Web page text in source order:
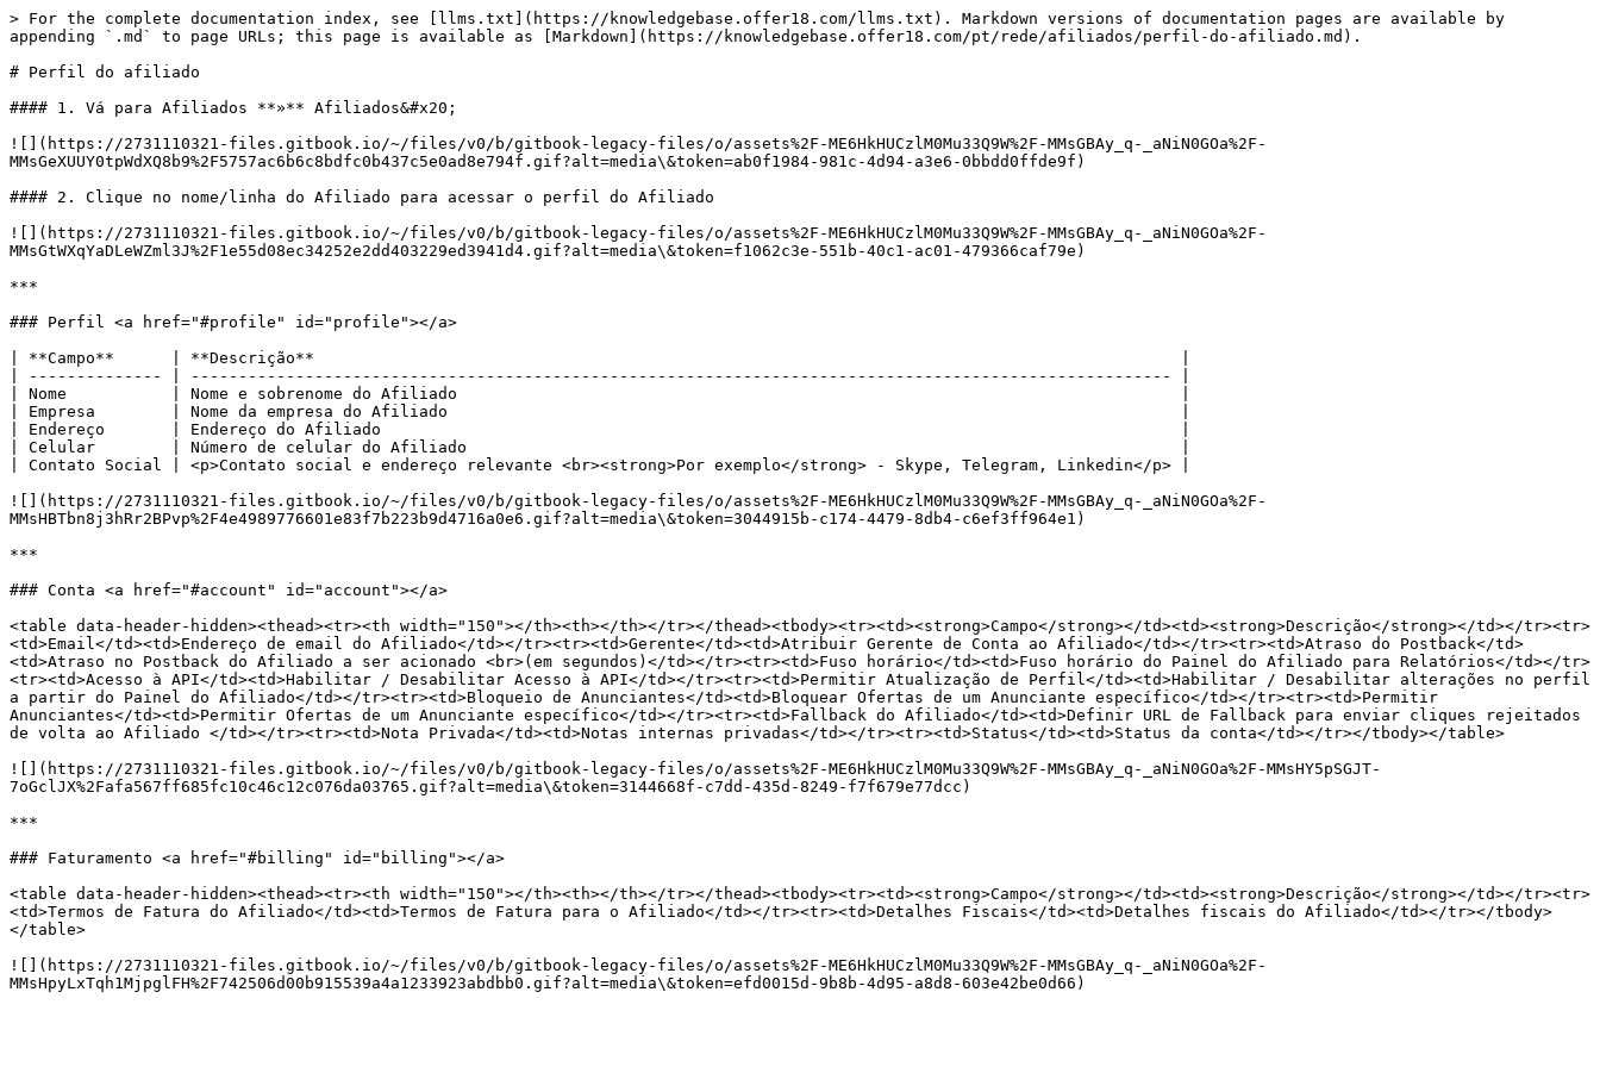
> For the complete documentation index, see [llms.txt](https://knowledgebase.offer18.com/llms.txt). Markdown versions of documentation pages are available by
appending `.md` to page URLs; this page is available as [Markdown](https://knowledgebase.offer18.com/pt/rede/afiliados/perfil-do-afiliado.md).
# Perfil do afiliado
#### 1. Vá para Afiliados **»** Afiliados&#x20;
![](https://2731110321-files.gitbook.io/~/files/v0/b/gitbook-legacy-files/o/assets%2F-ME6HkHUCzlM0Mu33Q9W%2F-MMsGBAy_q-_aNiN0GOa%2F-
MMsGeXUUY0tpWdXQ8b9%2F5757ac6b6c8bdfc0b437c5e0ad8e794f.gif?alt=media\&token=ab0f1984-981c-4d94-a3e6-0bbdd0ffde9f)
#### 2. Clique no nome/linha do Afiliado para acessar o perfil do Afiliado
![](https://2731110321-files.gitbook.io/~/files/v0/b/gitbook-legacy-files/o/assets%2F-ME6HkHUCzlM0Mu33Q9W%2F-MMsGBAy_q-_aNiN0GOa%2F-
MMsGtWXqYaDLeWZml3J%2F1e55d08ec34252e2dd403229ed3941d4.gif?alt=media\&token=f1062c3e-551b-40c1-ac01-479366caf79e)
***
### Perfil <a href="#profile" id="profile"></a>
| **Campo**      | **Descrição**                                                                                           |
| -------------- | ------------------------------------------------------------------------------------------------------- |
| Nome           | Nome e sobrenome do Afiliado                                                                            |
| Empresa        | Nome da empresa do Afiliado                                                                             |
| Endereço       | Endereço do Afiliado                                                                                    |
| Celular        | Número de celular do Afiliado                                                                           |
| Contato Social | <p>Contato social e endereço relevante <br><strong>Por exemplo</strong> - Skype, Telegram, Linkedin</p> |
![](https://2731110321-files.gitbook.io/~/files/v0/b/gitbook-legacy-files/o/assets%2F-ME6HkHUCzlM0Mu33Q9W%2F-MMsGBAy_q-_aNiN0GOa%2F-
MMsHBTbn8j3hRr2BPvp%2F4e4989776601e83f7b223b9d4716a0e6.gif?alt=media\&token=3044915b-c174-4479-8db4-c6ef3ff964e1)
***
### Conta <a href="#account" id="account"></a>
<table data-header-hidden><thead><tr><th width="150"></th><th></th></tr></thead><tbody><tr><td><strong>Campo</strong></td><td><strong>Descrição</strong></td></tr><tr>
<td>Email</td><td>Endereço de email do Afiliado</td></tr><tr><td>Gerente</td><td>Atribuir Gerente de Conta ao Afiliado</td></tr><tr><td>Atraso do Postback</td>
<td>Atraso no Postback do Afiliado a ser acionado <br>(em segundos)</td></tr><tr><td>Fuso horário</td><td>Fuso horário do Painel do Afiliado para Relatórios</td></tr>
<tr><td>Acesso à API</td><td>Habilitar / Desabilitar Acesso à API</td></tr><tr><td>Permitir Atualização de Perfil</td><td>Habilitar / Desabilitar alterações no perfil
a partir do Painel do Afiliado</td></tr><tr><td>Bloqueio de Anunciantes</td><td>Bloquear Ofertas de um Anunciante específico</td></tr><tr><td>Permitir
Anunciantes</td><td>Permitir Ofertas de um Anunciante específico</td></tr><tr><td>Fallback do Afiliado</td><td>Definir URL de Fallback para enviar cliques rejeitados
de volta ao Afiliado </td></tr><tr><td>Nota Privada</td><td>Notas internas privadas</td></tr><tr><td>Status</td><td>Status da conta</td></tr></tbody></table>
![](https://2731110321-files.gitbook.io/~/files/v0/b/gitbook-legacy-files/o/assets%2F-ME6HkHUCzlM0Mu33Q9W%2F-MMsGBAy_q-_aNiN0GOa%2F-MMsHY5pSGJT-
7oGclJX%2Fafa567ff685fc10c46c12c076da03765.gif?alt=media\&token=3144668f-c7dd-435d-8249-f7f679e77dcc)
***
### Faturamento <a href="#billing" id="billing"></a>
<table data-header-hidden><thead><tr><th width="150"></th><th></th></tr></thead><tbody><tr><td><strong>Campo</strong></td><td><strong>Descrição</strong></td></tr><tr>
<td>Termos de Fatura do Afiliado</td><td>Termos de Fatura para o Afiliado</td></tr><tr><td>Detalhes Fiscais</td><td>Detalhes fiscais do Afiliado</td></tr></tbody>
</table>
![](https://2731110321-files.gitbook.io/~/files/v0/b/gitbook-legacy-files/o/assets%2F-ME6HkHUCzlM0Mu33Q9W%2F-MMsGBAy_q-_aNiN0GOa%2F-